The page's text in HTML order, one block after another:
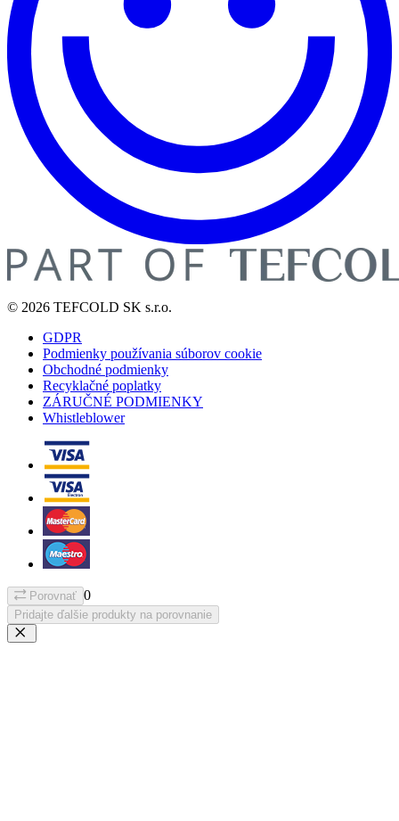
© 2026 TEFCOLD SK s.r.o.
GDPR
Podmienky používania súborov cookie
Obchodné podmienky
Recyklačné poplatky
ZÁRUČNÉ PODMIENKY
Whistleblower
Porovnať 0
Pridajte ďalšie produkty na porovnanie